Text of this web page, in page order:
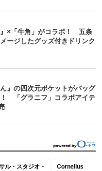
』×「牛角」がコラボ！ 五条
ージしたグッズ付きドリンク
ん』の四次元ポケットがバッグ
「グラニフ」コラボアイテ
ル・スタジオ・
Cornelius